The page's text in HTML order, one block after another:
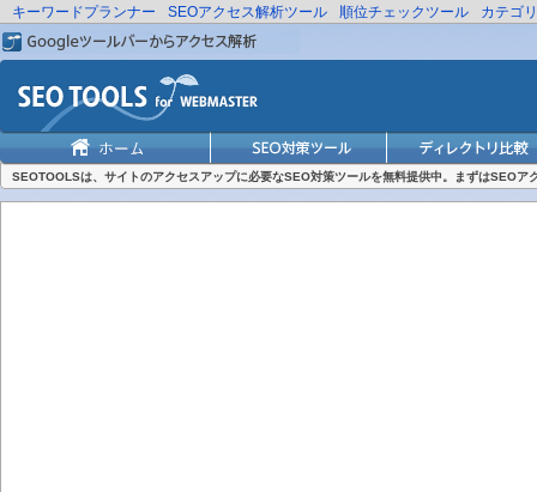
キーワードプランナー SEOアクセス解析ツール 順位チェックツール カテゴ
SEOTOOLSは、サイトのアクセスアップに必要なSEO対策ツールを無料提供中。まずはSEOア